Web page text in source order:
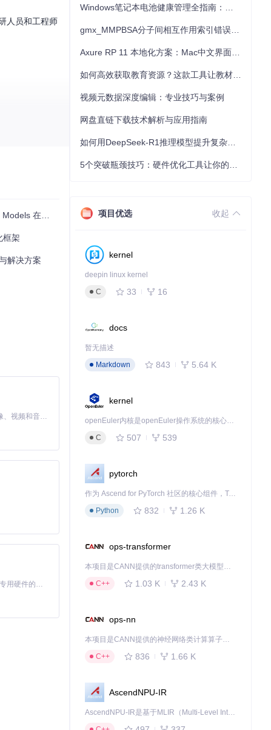
人员和工程师
之旅，挖掘数
在行动
框架
解决方案
MiniMax H3 是一个通用的全模态生成系统。它支持对由文本、图像、视频和音频组成的多模态上下文进行统一理解，并能生成分辨率高达 2K、时长可达 15 秒的带原生立体声音频的视频。得益于面向任务泛化的系统设计，H3 在预训练阶段就已具备广泛的多模态上下文理解与生成能力，能够出色地执行复杂的多模态指令。
基于Python的Xiaozhi AI，适用于想要完整Xiaozhi体验而无需拥有专用硬件的用户。
视频元数据深度编辑：专业技巧与案例
网盘直链下载技术解析与应用指南
项目优选 收起
kernel
deepin linux kernel
C
33 16
docs
暂无描述
Markdown
843 5.64 K
kernel
openEuler内核是openEuler操作系统的核心，既是系统性能与稳定性的基石，也是连接处理器、设备与服务的桥梁。
C
507 539
pytorch
作为 Ascend for PyTorch 社区的核心组件，TorchNPU 是昇腾专为 PyTorch 打造的深度学习适配插件，使 PyTorch 框架能够直接调用昇腾 NPU，为开发者提供昇腾 AI 处理器的超强算力。
Python
832 1.26 K
ops-transformer
本项目是CANN提供的transformer类大模型算子库，实现网络在NPU上加速计算。
C++
1.03 K 2.43 K
ops-nn
本项目是CANN提供的神经网络类计算算子库，实现网络在NPU上加速计算。
C++
836 1.66 K
AscendNPU-IR
AscendNPU-IR是基于MLIR（Multi-Level Intermediate Representation）构建的，面向昇腾亲和算子编译时使用的中间表示，提供昇腾完备表达能力，通过编译优化提升昇腾AI处理器计算效率，支持通过生态框架使能昇腾AI处理器与深度调优